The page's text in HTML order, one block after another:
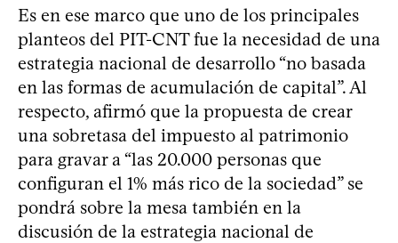
Es en ese marco que uno de los principales
planteos del PIT-CNT fue la necesidad de una
estrategia nacional de desarrollo “no basada
en las formas de acumulación de capital”. Al
respecto, afirmó que la propuesta de crear
una sobretasa del impuesto al patrimonio
para gravar a “las 20.000 personas que
configuran el 1% más rico de la sociedad” se
pondrá sobre la mesa también en la
discusión de la estrategia nacional de